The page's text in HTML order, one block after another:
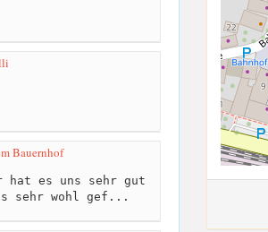
Bauernhof
hat es uns sehr gut
sehr wohl gef...